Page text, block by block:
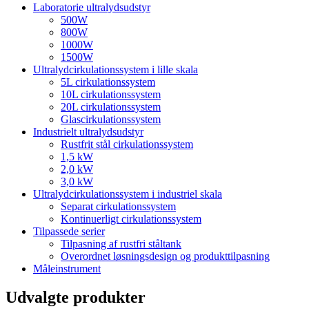
Laboratorie ultralydsudstyr
500W
800W
1000W
1500W
Ultralydcirkulationssystem i lille skala
5L cirkulationssystem
10L cirkulationssystem
20L cirkulationssystem
Glascirkulationssystem
Industrielt ultralydsudstyr
Rustfrit stål cirkulationssystem
1,5 kW
2,0 kW
3,0 kW
Ultralydcirkulationssystem i industriel skala
Separat cirkulationssystem
Kontinuerligt cirkulationssystem
Tilpassede serier
Tilpasning af rustfri ståltank
Overordnet løsningsdesign og produkttilpasning
Måleinstrument
Udvalgte produkter